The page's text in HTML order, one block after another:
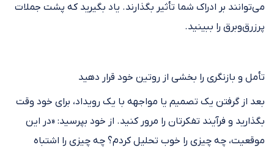
می‌توانند بر ادراک شما تأثیر بگذارند. یاد بگیرید که پشت جملات
پرزرق‌وبرق را ببینید.
تأمل و بازنگری را بخشی از روتین خود قرار دهید
بعد از گرفتن یک تصمیم یا مواجهه با یک رویداد، برای خود وقت
بگذارید و فرآیند تفکرتان را مرور کنید. از خود بپرسید: «در این
موقعیت، چه چیزی را خوب تحلیل کردم؟ چه چیزی را اشتباه